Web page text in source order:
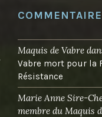
Maquis de Vabre
Vabre mort pour la
Résistance
Marie Anne Sire-
membre du Maquis